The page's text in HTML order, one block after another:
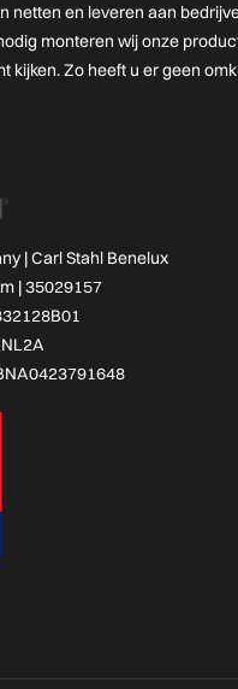
netten en leveren aan
monteren wij onze
kijken. Zo heeft u er geen
|Carl Stahl Benelux
| 35029157